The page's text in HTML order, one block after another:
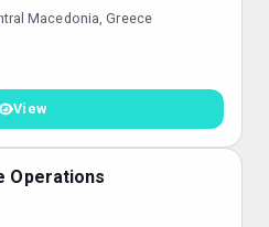
Macedonia, Greece
View
Operations